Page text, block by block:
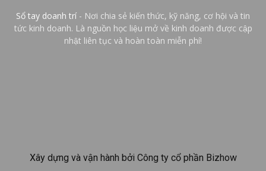
Sổ tay doanh trí - Nơi chia sẻ kiến thức, kỹ năng, cơ hội và tin
tức kinh doanh. Là nguồn học liệu mở về kinh doanh được cập
nhật liên tục và hoàn toàn miễn phí!
Xây dựng và vận hành bởi Công ty cổ phần Bizhow